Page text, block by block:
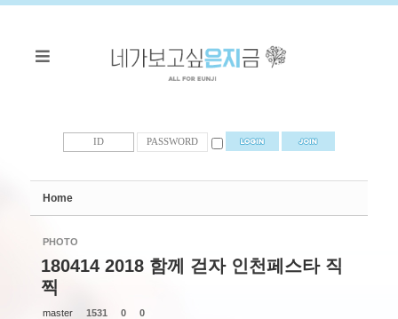
Home
PHOTO
180414 2018 함께 걷자 인천페스타 직
찍
master 1531 0 0
Sketchbook5, 스케치북5
Sketchbook5, 스케치북5